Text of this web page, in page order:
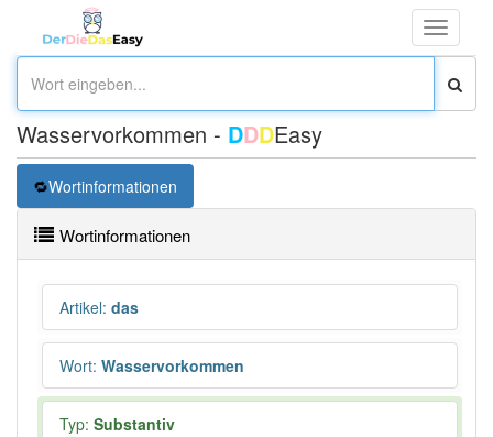
Toggle
Wasservorkommen - DDDEasy
Wortinformationen
Wortinformationen
Artikel: das
Wort: Wasservorkommen
Typ: Substantiv